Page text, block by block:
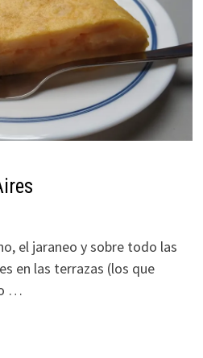
el jaraneo y sobre todo las
en las terrazas (los que
…